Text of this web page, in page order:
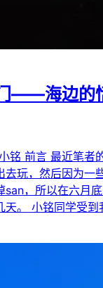
——海边的
铭 前言 最近笔者
去玩，然后因为一
san，所以在六月
天。 小铭同学受